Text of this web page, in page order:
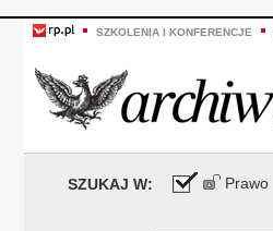
SZKOLENIA I KONFERENCJE
SZUKAJ W: Prawo